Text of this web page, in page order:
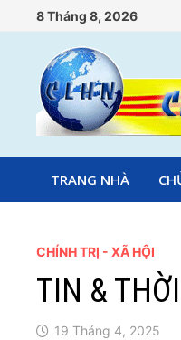
to
content
8 Tháng 8, 2026
TRANG NHÀ
CHÍNH TRỊ - XÃ HỘI
TIN &
19 Tháng 4, 2025